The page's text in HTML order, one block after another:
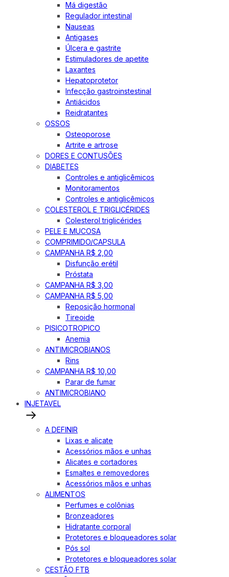
Má digestão
Regulador intestinal
Nauseas
Antigases
Úlcera e gastrite
Estimuladores de apetite
Laxantes
Hepatoprotetor
Infecção gastroinstestinal
Antiácidos
Reidratantes
OSSOS
Osteoporose
Artrite e artrose
DORES E CONTUSÕES
DIABETES
Controles e antiglicêmicos
Monitoramentos
Controles e antiglicêmicos
COLESTEROL E TRIGLICÉRIDES
Colesterol triglicérides
PELE E MUCOSA
COMPRIMIDO/CAPSULA
CAMPANHA R$ 2,00
Disfunção erétil
Próstata
CAMPANHA R$ 3,00
CAMPANHA R$ 5,00
Reposição hormonal
Tireoide
PISICOTROPICO
Anemia
ANTIMICROBIANOS
Rins
CAMPANHA R$ 10,00
Parar de fumar
ANTIMICROBIANO
INJETAVEL
A DEFINIR
Lixas e alicate
Acessórios mãos e unhas
Alicates e cortadores
Esmaltes e removedores
Acessórios mãos e unhas
ALIMENTOS
Perfumes e colônias
Bronzeadores
Hidratante corporal
Protetores e bloqueadores solar
Pós sol
Protetores e bloqueadores solar
CESTÃO FTB